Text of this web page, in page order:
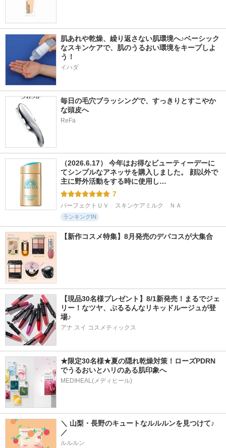
肌あれや乾燥、繰り返さない肌環境へ♪ベーシック
なスキンケアで、肌のうるおい環境をキープしよ
う！
イハダ
毎日の毛穴ブラッシングで、すっきりとすこやか
な頭皮へ
ReFa
（2026.6.17） 今年はお得なビューティーデーに
てシンプルなアネッサを購入しました。 顔以外で
主に野外活動をする時に使用し…
7
パーフェクトＵＶ　スキンケアミルク　ＮＡ
ランキングIN
【新作コスメ特集】8月発売のデパコスが大集合
【現品30名様プレゼント】8/1新発売！まるでジェ
リー！なツヤ、ぷるるんなリキッドルージュが登
場♪
アナ スイ コスメティックス
★限定30名様★夏の隠れ乾燥対策！ローズPDRN
でうるおいとハリのある肌印象へ
MEDIHEAL(メディヒール)
＼ 山梨・長野のキュートなルルルンを見つけて♪
／
ルルルン